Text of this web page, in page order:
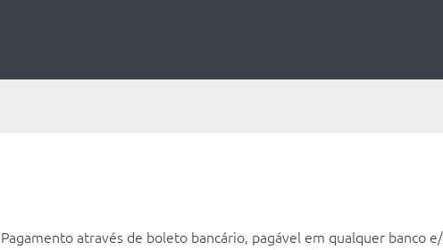
Pagamento através de boleto bancário, pagável em qualquer banco